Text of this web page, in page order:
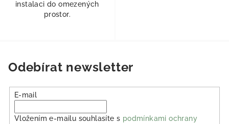
instalaci do omezených
prostor.
Odebírat newsletter
E-mail
Vložením e-mailu souhlasíte s podmínkami ochrany